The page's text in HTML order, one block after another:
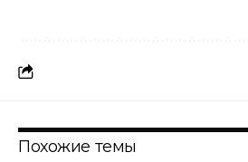
Похожие темы